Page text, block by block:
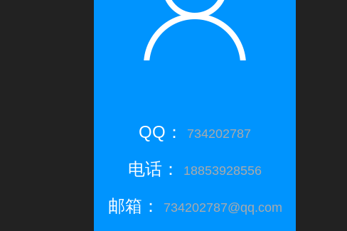
QQ： 734202787
电话： 18853928556
邮箱： 734202787@qq.com